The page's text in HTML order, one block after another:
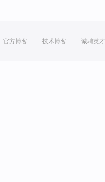
官方博客 技术博客 诚聘英才